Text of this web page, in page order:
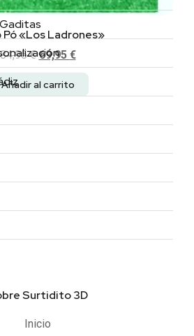
Pó «Los Ladrones»
84,95€ 69,95 €
Añadir al carrito
Surtidito 3D
Inicio